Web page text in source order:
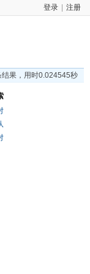
登录 注册
结果，用时0.024545秒